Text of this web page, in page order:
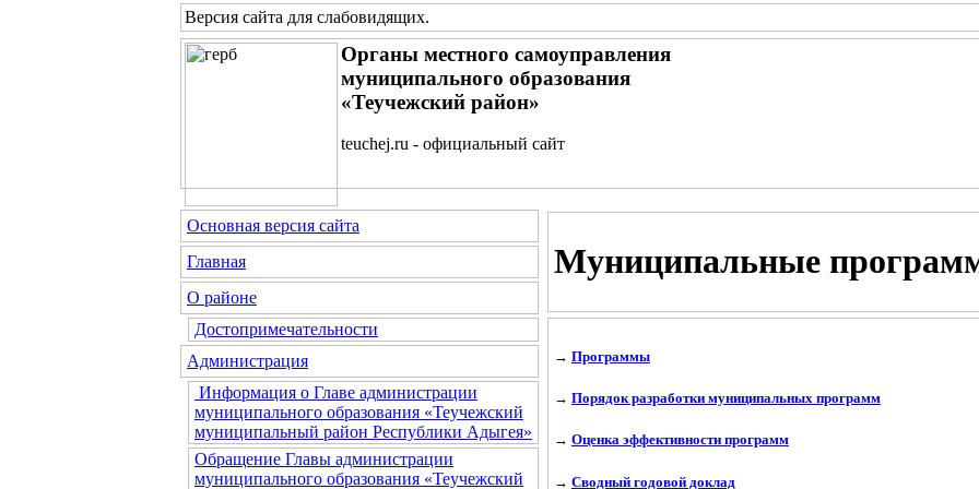
Версия сайта для слабовидящих.
Органы местного самоуправления
муниципального образования
«Теучежский район»
teuchej.ru - официальный сайт
Основная версия сайта
Главная
О районе
Достопримечательности
Администрация
Информация о Главе администрации
муниципального образования «Теучежский
муниципальный район Республики Адыгея»
Обращение Главы администрации
муниципального образования «Теучежский
Муниципальные
→ Программы
→ Порядок разработки муниципальных программ
→ Оценка эффективности программ
→ Сводный годовой доклад